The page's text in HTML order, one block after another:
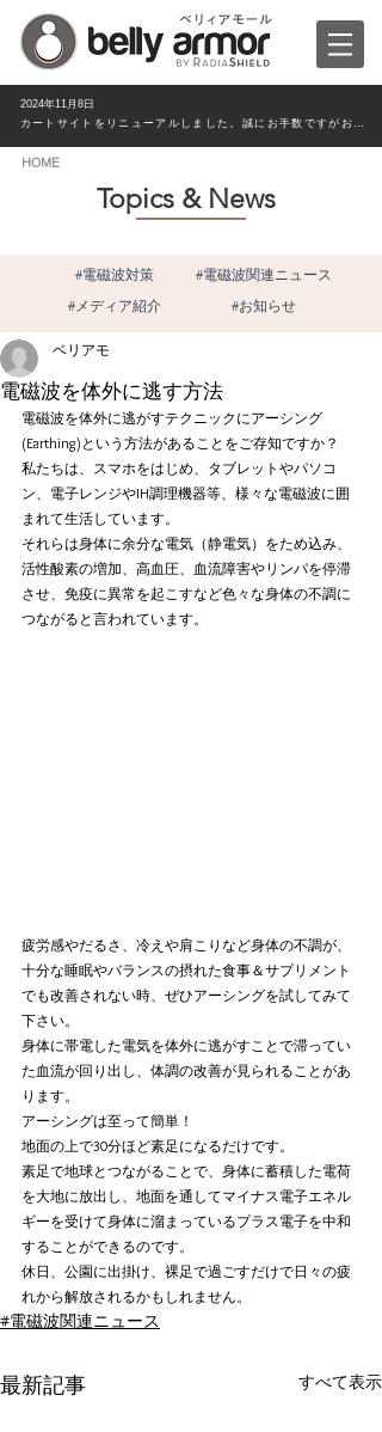
2024年11月8日
カートサイトをリニューアルしました。誠にお手数ですがお客様情報は新たにご入力ください。
HOME
Topics & News
#電磁波対策
#メディア紹介
#電磁波関連ニュース
#お知らせ
電磁波を体外に逃す方法
ベリアモ
電磁波を体外に逃がすテクニックにアーシング
(Earthing)という方法があることをご存知ですか？
私たちは、スマホをはじめ、タブレットやパソコ
ン、電子レンジやIH調理機器等、様々な電磁波に囲
まれて生活しています。
それらは身体に余分な電気（静電気）をため込み、
活性酸素の増加、高血圧、血流障害やリンパを停滞
させ、免疫に異常を起こすなど色々な身体の不調に
つながると言われています。
疲労感やだるさ、冷えや肩こりなど身体の不調が、
十分な睡眠やバランスの摂れた食事＆サプリメント
でも改善されない時、ぜひアーシングを試してみて
下さい。
身体に帯電した電気を体外に逃がすことで滞ってい
た血流が回り出し、体調の改善が見られることがあ
ります。
アーシングは至って簡単！
地面の上で30分ほど素足になるだけです。
素足で地球とつながることで、身体に蓄積した電荷
を大地に放出し、地面を通してマイナス電子エネル
ギーを受けて身体に溜まっているプラス電子を中和
することができるのです。
休日、公園に出掛け、裸足で過ごすだけで日々の疲
れから解放されるかもしれません。
#電磁波関連ニュース
最新記事 すべて表示